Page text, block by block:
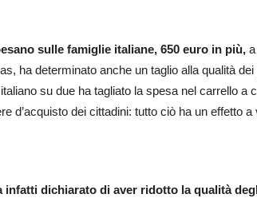
sulle famiglie italiane, 650 euro in più,
ha determinato anche un taglio alla qualità
su due ha tagliato la spesa nel carrello a
d’acquisto dei cittadini: tutto ciò ha un effetto a
infatti dichiarato di aver ridotto la qualità